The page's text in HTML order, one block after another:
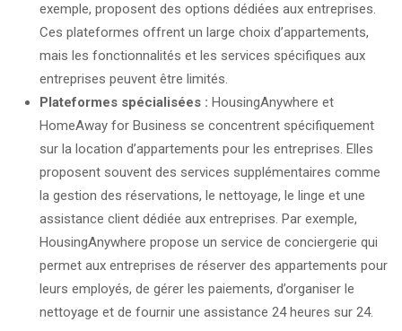
exemple, proposent des options dédiées aux entreprises.
Ces plateformes offrent un large choix d’appartements,
mais les fonctionnalités et les services spécifiques aux
entreprises peuvent être limités.
Plateformes spécialisées : HousingAnywhere et
HomeAway for Business se concentrent spécifiquement
sur la location d’appartements pour les entreprises. Elles
proposent souvent des services supplémentaires comme
la gestion des réservations, le nettoyage, le linge et une
assistance client dédiée aux entreprises. Par exemple,
HousingAnywhere propose un service de conciergerie qui
permet aux entreprises de réserver des appartements pour
leurs employés, de gérer les paiements, d’organiser le
nettoyage et de fournir une assistance 24 heures sur 24.